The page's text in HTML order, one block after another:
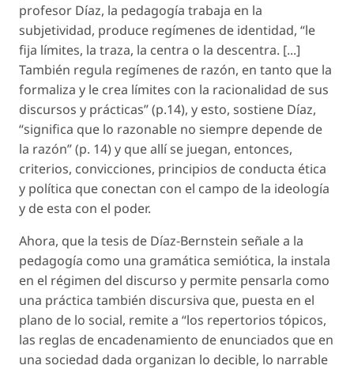
profesor Díaz, la pedagogía trabaja en la
subjetividad, produce regímenes de identidad, “le
fija límites, la traza, la centra o la descentra. [...]
También regula regímenes de razón, en tanto que la
formaliza y le crea límites con la racionalidad de sus
discursos y prácticas” (p.14), y esto, sostiene Díaz,
“significa que lo razonable no siempre depende de
la razón” (p. 14) y que allí se juegan, entonces,
criterios, convicciones, principios de conducta ética
y política que conectan con el campo de la ideología
y de esta con el poder.
Ahora, que la tesis de Díaz-Bernstein señale a la
pedagogía como una gramática semiótica, la instala
en el régimen del discurso y permite pensarla como
una práctica también discursiva que, puesta en el
plano de lo social, remite a “los repertorios tópicos,
las reglas de encadenamiento de enunciados que en
una sociedad dada organizan lo decible, lo narrable